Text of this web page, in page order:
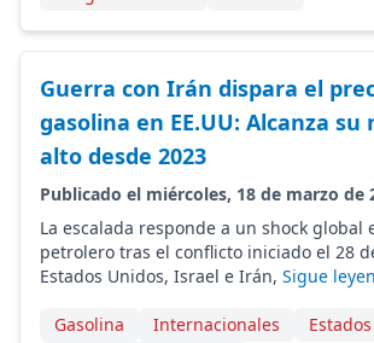
Guerra con Irán dispara el
gasolina en EE.UU: Alcanza su
alto desde 2023
Publicado el miércoles, 18 de marzo de
La escalada responde a un shock global
petrolero tras el conflicto iniciado el 28
Estados Unidos, Israel e Irán, Sigue
Gasolina Internacionales